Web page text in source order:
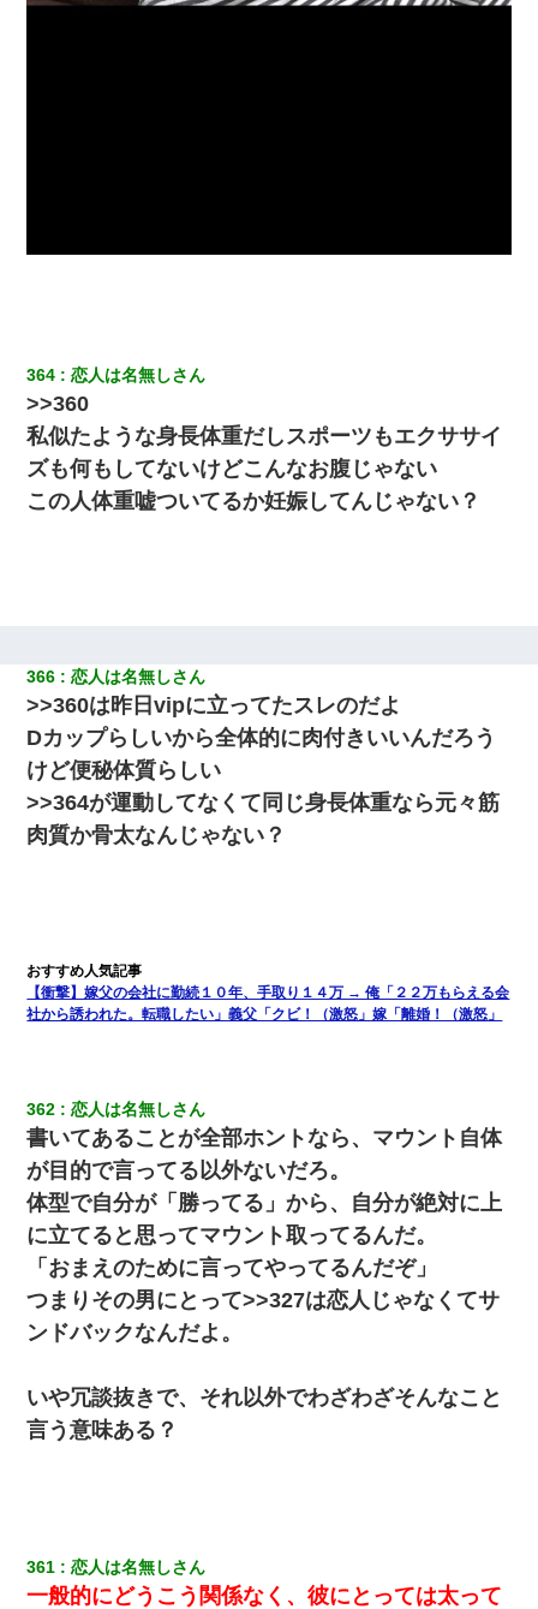
364 恋人は名無しさん
>>360
私似たような身長体重だしスポーツもエクササイ
ズも何もしてないけどこんなお腹じゃない
この人体重嘘ついてるか妊娠してんじゃない？
366 恋人は名無しさん
>>360は昨日vipに立ってたスレのだよ
Dカップらしいから全体的に肉付きいいんだろう
けど便秘体質らしい
>>364が運動してなくて同じ身長体重なら元々筋
肉質か骨太なんじゃない？
【衝撃】嫁父の会社に勤続１０年、手取り１４万 → 俺「２２万もらえる会
社から誘われた。転職したい」義父「クビ！（激怒」嫁「離婚！（激怒」
362 恋人は名無しさん
書いてあることが全部ホントなら、マウント自体
が目的で言ってる以外ないだろ。
体型で自分が「勝ってる」から、自分が絶対に上
に立てると思ってマウント取ってるんだ。
「おまえのために言ってやってるんだぞ」
つまりその男にとって>>327は恋人じゃなくてサ
ンドバックなんだよ。
いや冗談抜きで、それ以外でわざわざそんなこと
言う意味ある？
361 恋人は名無しさん
一般的にどうこう関係なく、彼にとっては太って